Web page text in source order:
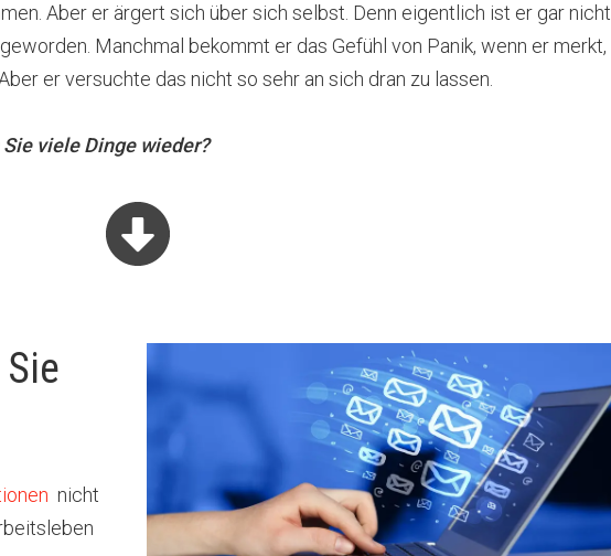
Aber er ärgert sich über sich selbst. Denn eigentlich ist er gar nicht
Manchmal bekommt er das Gefühl von Panik, wenn er merkt,
er versuchte das nicht so sehr an sich dran zu lassen.
Sie viele Dinge wieder?
nicht